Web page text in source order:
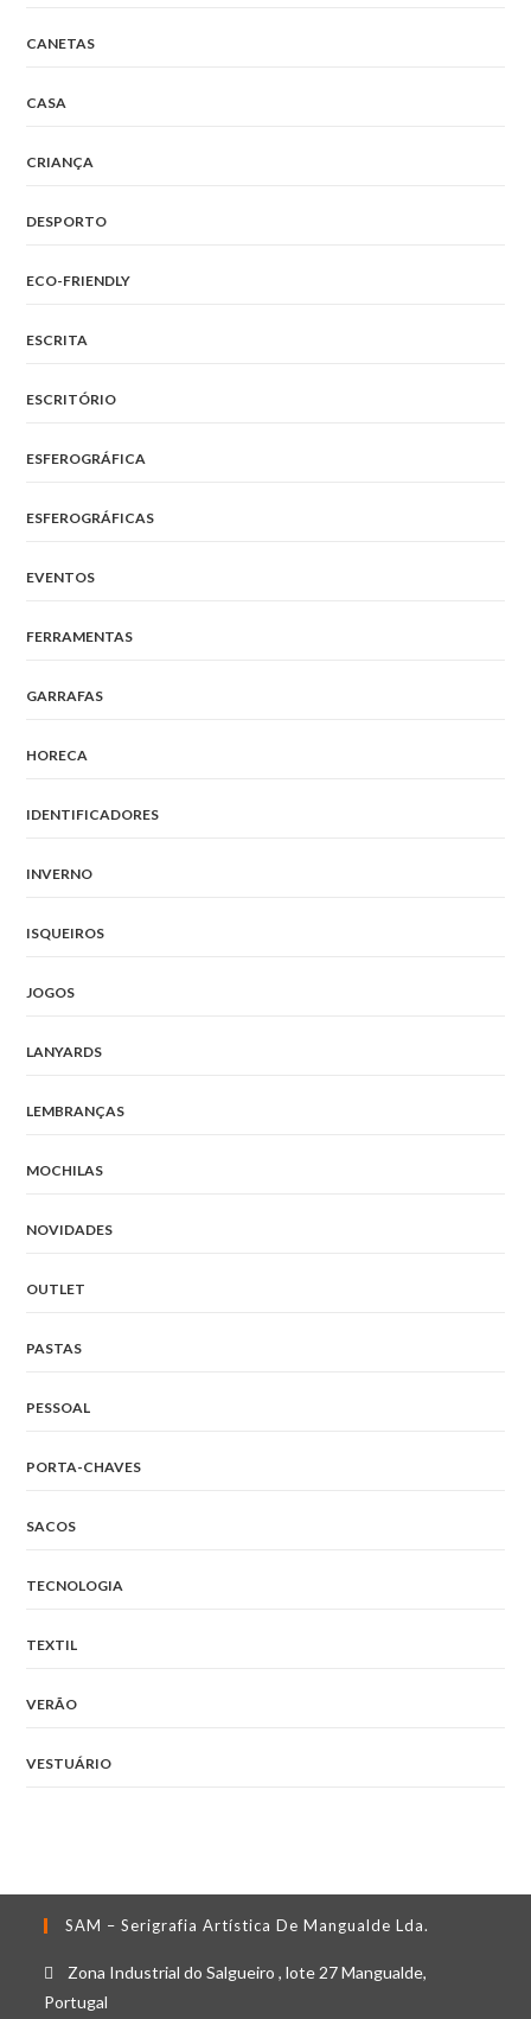
CANETAS
CASA
CRIANÇA
DESPORTO
ECO-FRIENDLY
ESCRITA
ESCRITÓRIO
ESFEROGRÁFICA
ESFEROGRÁFICAS
EVENTOS
FERRAMENTAS
GARRAFAS
HORECA
IDENTIFICADORES
INVERNO
ISQUEIROS
JOGOS
LANYARDS
LEMBRANÇAS
MOCHILAS
NOVIDADES
OUTLET
PASTAS
PESSOAL
PORTA-CHAVES
SACOS
TECNOLOGIA
TEXTIL
VERÃO
VESTUÁRIO
SAM – Serigrafia Artística De Mangualde Lda.
Zona Industrial do Salgueiro , lote 27 Mangualde,
Portugal